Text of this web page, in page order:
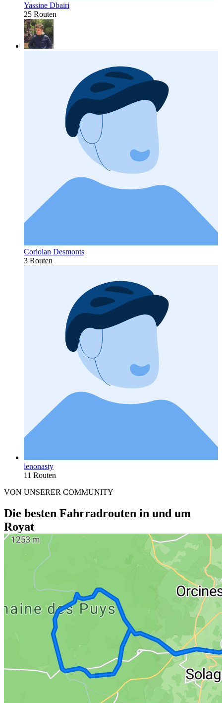
Yassine Dbairi
25 Routen
Coriolan Desmonts
3 Routen
lenonasty
11 Routen
VON UNSERER COMMUNITY
Die besten Fahrradrouten in und um
Royat